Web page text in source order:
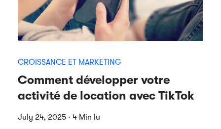
CROISSANCE ET MARKETING
Comment développer votre
activité de location avec TikTok
July 24, 2025 · 4 Min lu